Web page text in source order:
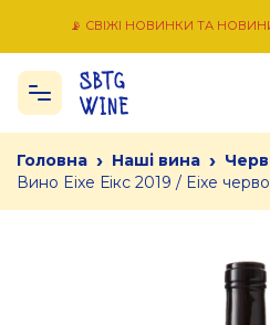
📡 СВІЖІ НОВИНКИ ТА НОВИНИ
Головна › Наші вина ›
Вино Eixe Еікс 2019 / Eixe